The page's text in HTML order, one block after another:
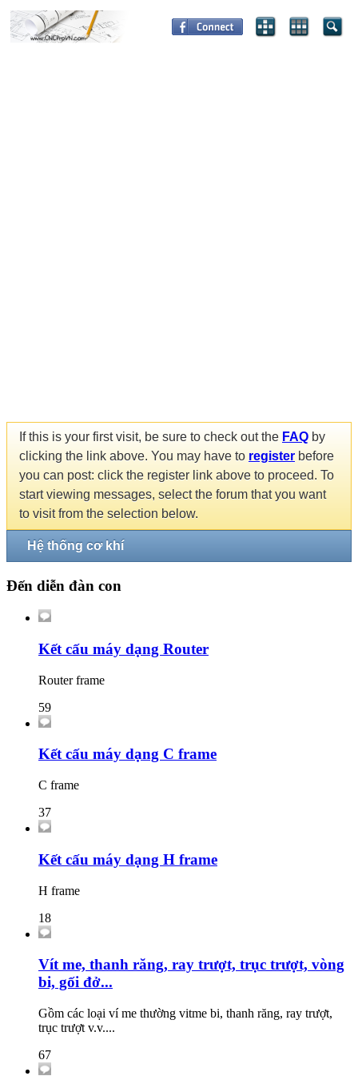
If this is your first visit, be sure to check out the FAQ by
clicking the link above. You may have to register before
you can post: click the register link above to proceed. To
start viewing messages, select the forum that you want
to visit from the selection below.
Hệ thống cơ khí
Đến diễn đàn con
Kết cấu máy dạng Router
Router frame
59
Kết cấu máy dạng C frame
C frame
37
Kết cấu máy dạng H frame
H frame
18
Vít me, thanh răng, ray trượt, trục trượt, vòng
bi, gối đở...
Gồm các loại ví me thường vitme bi, thanh răng, ray trượt,
trục trượt v.v....
67